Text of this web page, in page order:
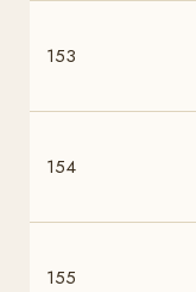
153
154
155